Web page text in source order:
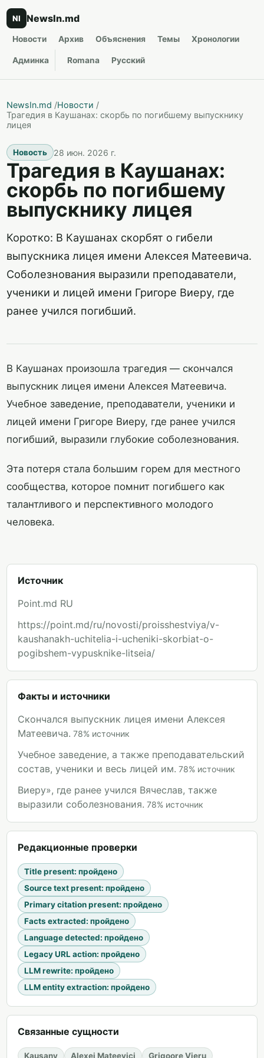
NI NewsIn.md
Новости Архив Объяснения Темы Хронологии
Админка Romana Русский
NewsIn.md /Новости /
Трагедия в Каушанах: скорбь по погибшему выпускнику
лицея
Новость 28 июн. 2026 г.
Трагедия в Каушанах:
скорбь по погибшему
выпускнику лицея
Коротко: В Каушанах скорбят о гибели
выпускника лицея имени Алексея Матеевича.
Соболезнования выразили преподаватели,
ученики и лицей имени Григоре Виеру, где
ранее учился погибший.
В Каушанах произошла трагедия — скончался
выпускник лицея имени Алексея Матеевича.
Учебное заведение, преподаватели, ученики и
лицей имени Григоре Виеру, где ранее учился
погибший, выразили глубокие соболезнования.
Эта потеря стала большим горем для местного
сообщества, которое помнит погибшего как
талантливого и перспективного молодого
человека.
Источник
Point.md RU
https://point.md/ru/novosti/proisshestviya/v-
kaushanakh-uchitelia-i-ucheniki-skorbiat-o-
pogibshem-vypusknike-litseia/
Факты и источники
Скончался выпускник лицея имени Алексея
Матеевича. 78% источник
Учебное заведение, а также преподавательский
состав, ученики и весь лицей им. 78% источник
Виеру», где ранее учился Вячеслав, также
выразили соболезнования. 78% источник
Редакционные проверки
Title present: пройдено
Source text present: пройдено
Primary citation present: пройдено
Facts extracted: пройдено
Language detected: пройдено
Legacy URL action: пройдено
LLM rewrite: пройдено
LLM entity extraction: пройдено
Связанные сущности
Kaușany Alexei Mateevici Grigoore Vieru